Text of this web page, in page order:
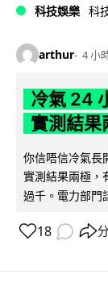
科技娛樂 科
arthur 4 小
冷氣 24
實測結果
你信唔信冷氣長
實測結果兩極，
過千。電力部門
18